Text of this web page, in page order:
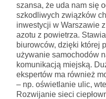
szansa, że uda nam się
szkodliwych związków
inwestycji w Warszawie
azotu z powietrza.
biurowców, dzięki której
używanie samochodów
komunikacją miejską.
ekspertów ma również
– np. oświetlanie ulic,
Rozwijanie sieci